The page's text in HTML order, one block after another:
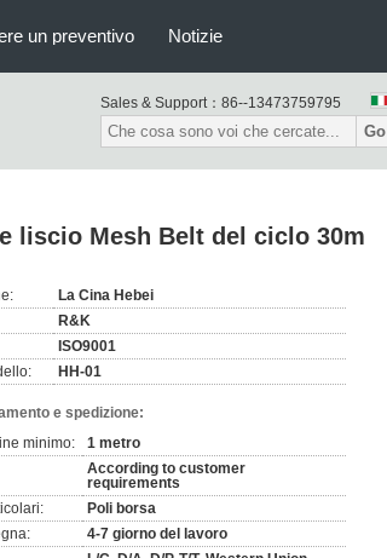
un preventivo Notizie
Sales & Support： 86--13473759795
Go
liscio Mesh Belt del ciclo 30m
La Cina Hebei
R&K
ISO9001
HH-01
e spedizione:
minimo:
1 metro
According to customer
requirements
Poli borsa
4-7 giorno del lavoro